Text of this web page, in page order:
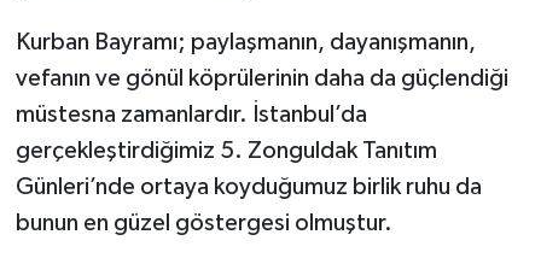
Kurban Bayramı; paylaşmanın, dayanışmanın,
vefanın ve gönül köprülerinin daha da güçlendiği
müstesna zamanlardır. İstanbul’da
gerçekleştirdiğimiz 5. Zonguldak Tanıtım
Günleri’nde ortaya koyduğumuz birlik ruhu da
bunun en güzel göstergesi olmuştur.